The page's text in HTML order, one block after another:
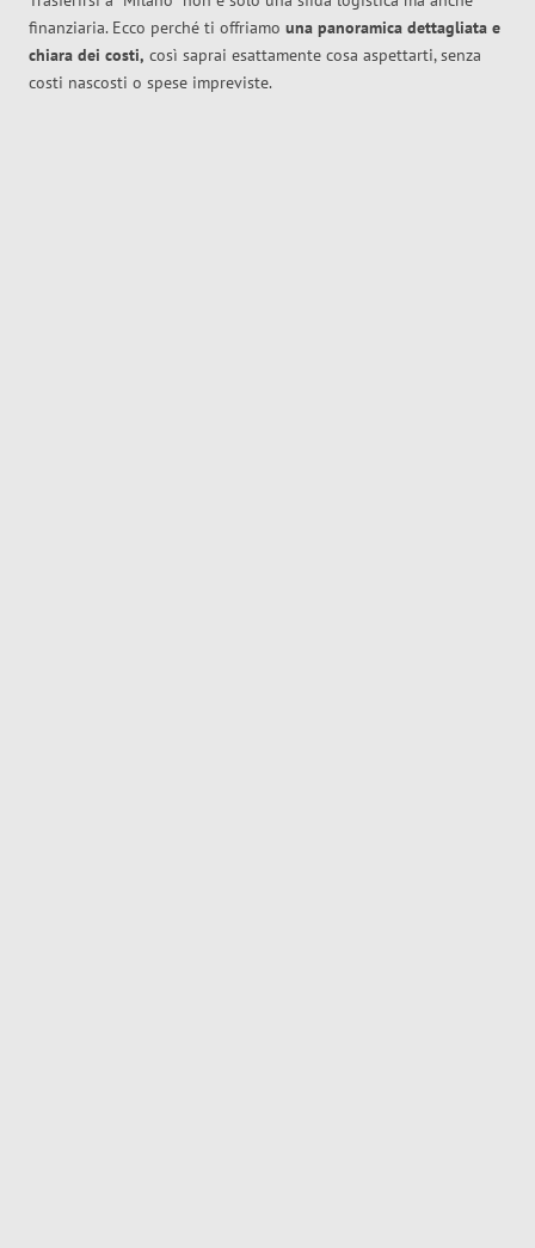
finanziaria. Ecco perché ti offriamo una panoramica dettagliata e
chiara dei costi, così saprai esattamente cosa aspettarti, senza
costi nascosti o spese impreviste.